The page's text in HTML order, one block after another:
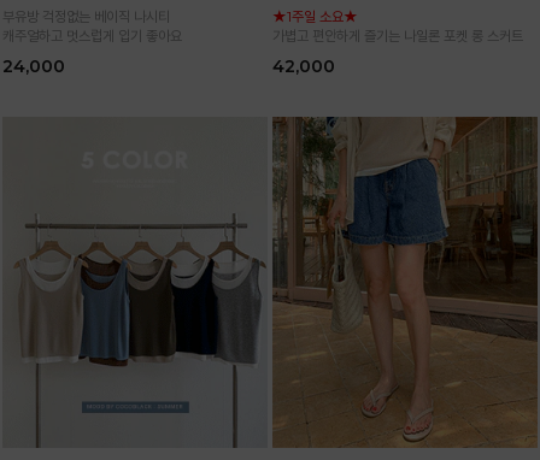
부유방 걱정없는 베이직 나시티
캐주얼하고 멋스럽게 입기 좋아요
24,000
★1주일 소요★
가볍고 편안하게 즐기는 나일론 포켓 롱 스커트
42,000